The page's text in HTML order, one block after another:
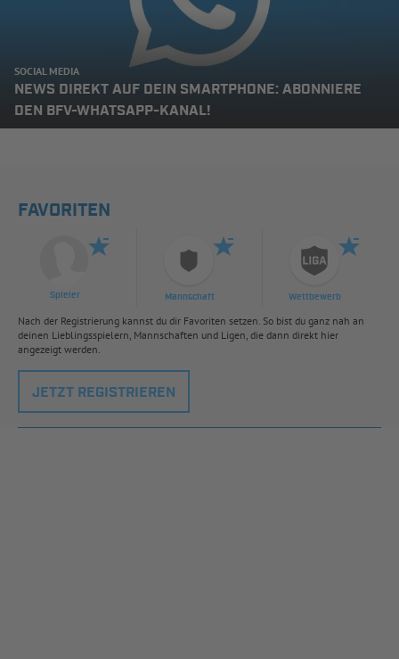
SOCIAL MEDIA
NEWS DIREKT AUF DEIN SMARTPHONE: ABONNIERE
DEN BFV-WHATSAPP-KANAL!
FAVORITEN
Spieler Mannschaft Wettbewerb
Nach der Registrierung kannst du dir Favoriten setzen. So bist du ganz nah an
deinen Lieblingsspielern, Mannschaften und Ligen, die dann direkt hier
angezeigt werden.
JETZT REGISTRIEREN